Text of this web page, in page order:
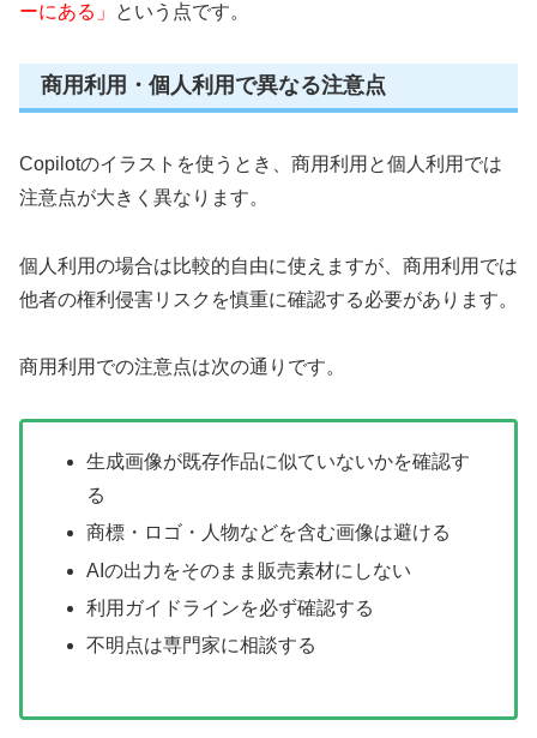
ーにある」
という点です。
商用利用・個人利用で異なる注意点
Copilotのイラストを使うとき、商用利用と個人利用では
注意点が大きく異なります。
個人利用の場合は比較的自由に使えますが、商用利用では
他者の権利侵害リスクを慎重に確認する必要があります。
商用利用での注意点は次の通りです。
生成画像が既存作品に似ていないかを確認す
る
商標・ロゴ・人物などを含む画像は避ける
AIの出力をそのまま販売素材にしない
利用ガイドラインを必ず確認する
不明点は専門家に相談する